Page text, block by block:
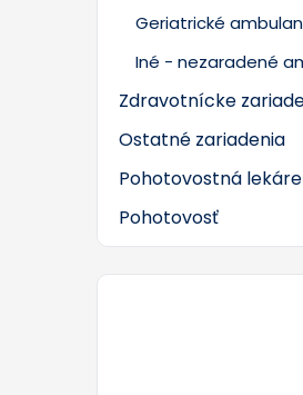
Geriatrické
Iné - nezaradené
Zdravotnícke
Ostatné zariadenia
Pohotovostná
Pohotovosť